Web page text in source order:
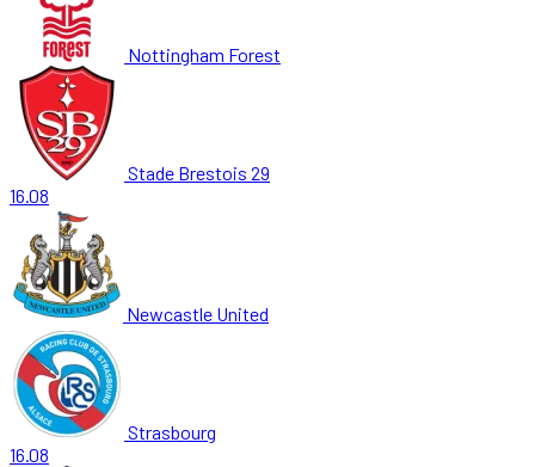
Nottingham Forest
Stade Brestois 29
16.08
Newcastle United
Strasbourg
16.08